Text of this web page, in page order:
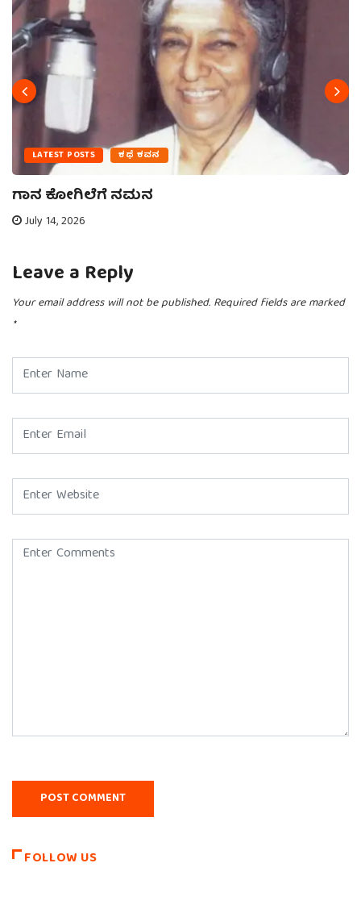
LATEST POSTS ಕಥೆ ಕವನ
ಗಾನ ಕೋಗಿಲೆಗೆ ನಮನ
July 14, 2026
Leave a Reply
Your email address will not be published. Required fields are marked
*
FOLLOW US